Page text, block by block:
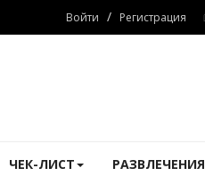
Войти / Регистрация
ЧЕК-ЛИСТ РАЗВЛЕЧЕНИЯ